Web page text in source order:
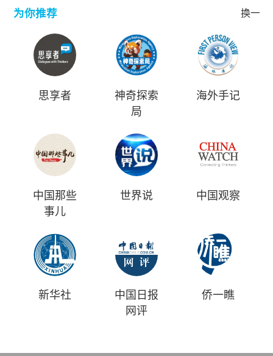
为你推荐 换一批
思享者
神奇探索
局
海外手记
中国那些
事儿
世界说 中国观察
新华社
中国日报
网评
侨一瞧